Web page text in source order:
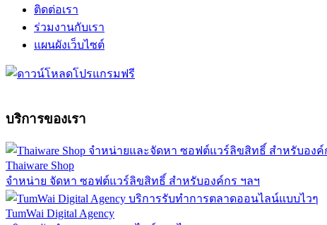
ติดต่อเรา
ร่วมงานกับเรา
แผนผังเว็บไซต์
บริการของเรา
Thaiware Shop
จำหน่าย จัดหา ซอฟต์แวร์ลิขสิทธิ์ สำหรับองค์กร ฯลฯ
TumWai Digital Agency